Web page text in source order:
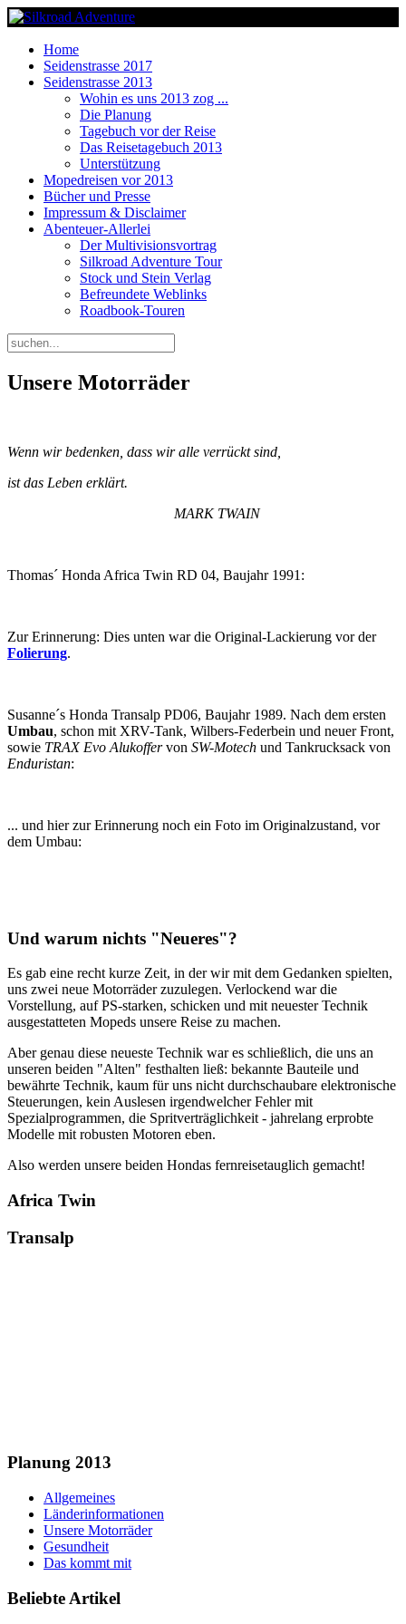
Home
Seidenstrasse 2017
Seidenstrasse 2013
Wohin es uns 2013 zog ...
Die Planung
Tagebuch vor der Reise
Das Reisetagebuch 2013
Unterstützung
Mopedreisen vor 2013
Bücher und Presse
Impressum & Disclaimer
Abenteuer-Allerlei
Der Multivisionsvortrag
Silkroad Adventure Tour
Stock und Stein Verlag
Befreundete Weblinks
Roadbook-Touren
Unsere Motorräder
Wenn wir bedenken, dass wir alle verrückt sind,
ist das Leben erklärt.
MARK TWAIN
Thomas´ Honda Africa Twin RD 04, Baujahr 1991:
Zur Erinnerung: Dies unten war die Original-Lackierung vor der
Folierung.
Susanne´s Honda Transalp PD06, Baujahr 1989. Nach dem ersten
Umbau, schon mit XRV-Tank, Wilbers-Federbein und neuer Front,
sowie TRAX Evo Alukoffervon SW-Motech und Tankrucksack von
Enduristan:
... und hier zur Erinnerung noch ein Foto im Originalzustand, vor
dem Umbau:
Und warum nichts "Neueres"?
Es gab eine recht kurze Zeit, in der wir mit dem Gedanken spielten,
uns zwei neue Motorräder zuzulegen. Verlockend war die
Vorstellung, auf PS-starken, schicken und mit neuester Technik
ausgestatteten Mopeds unsere Reise zu machen.
Aber genau diese neueste Technik war es schließlich, die uns an
unseren beiden "Alten" festhalten ließ: bekannte Bauteile und
bewährte Technik, kaum für uns nicht durchschaubare elektronische
Steuerungen, kein Auslesen irgendwelcher Fehler mit
Spezialprogrammen, die Spritverträglichkeit - jahrelang erprobte
Modelle mit robusten Motoren eben.
Also werden unsere beiden Hondas fernreisetauglich gemacht!
Africa Twin
Transalp
Planung 2013
Allgemeines
Länderinformationen
Unsere Motorräder
Gesundheit
Das kommt mit
Beliebte Artikel